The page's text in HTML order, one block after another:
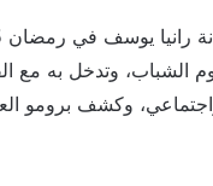
وكشف برومو